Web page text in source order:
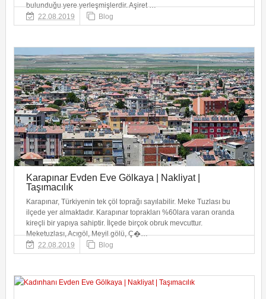
bulunduğu yere yerleşmişlerdir. Aşiret …
22.08.2019
Blog
Karapınar Evden Eve Gölkaya | Nakliyat |
Taşımacılık
Karapınar, Türkiyenin tek çöl toprağı sayılabilir. Meke Tuzlası bu
ilçede yer almaktadır. Karapınar toprakları %60lara varan oranda
kireçli bir yapıya sahiptir. İlçede birçok obruk mevcuttur.
Meketuzlası, Acıgöl, Meyil gölü, Ç�…
22.08.2019
Blog